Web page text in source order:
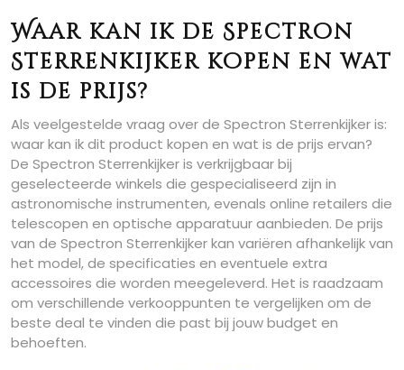
Waar kan ik de Spectron
Sterrenkijker kopen en wat
is de prijs?
Als veelgestelde vraag over de Spectron Sterrenkijker is:
waar kan ik dit product kopen en wat is de prijs ervan?
De Spectron Sterrenkijker is verkrijgbaar bij
geselecteerde winkels die gespecialiseerd zijn in
astronomische instrumenten, evenals online retailers die
telescopen en optische apparatuur aanbieden. De prijs
van de Spectron Sterrenkijker kan variëren afhankelijk van
het model, de specificaties en eventuele extra
accessoires die worden meegeleverd. Het is raadzaam
om verschillende verkooppunten te vergelijken om de
beste deal te vinden die past bij jouw budget en
behoeften.